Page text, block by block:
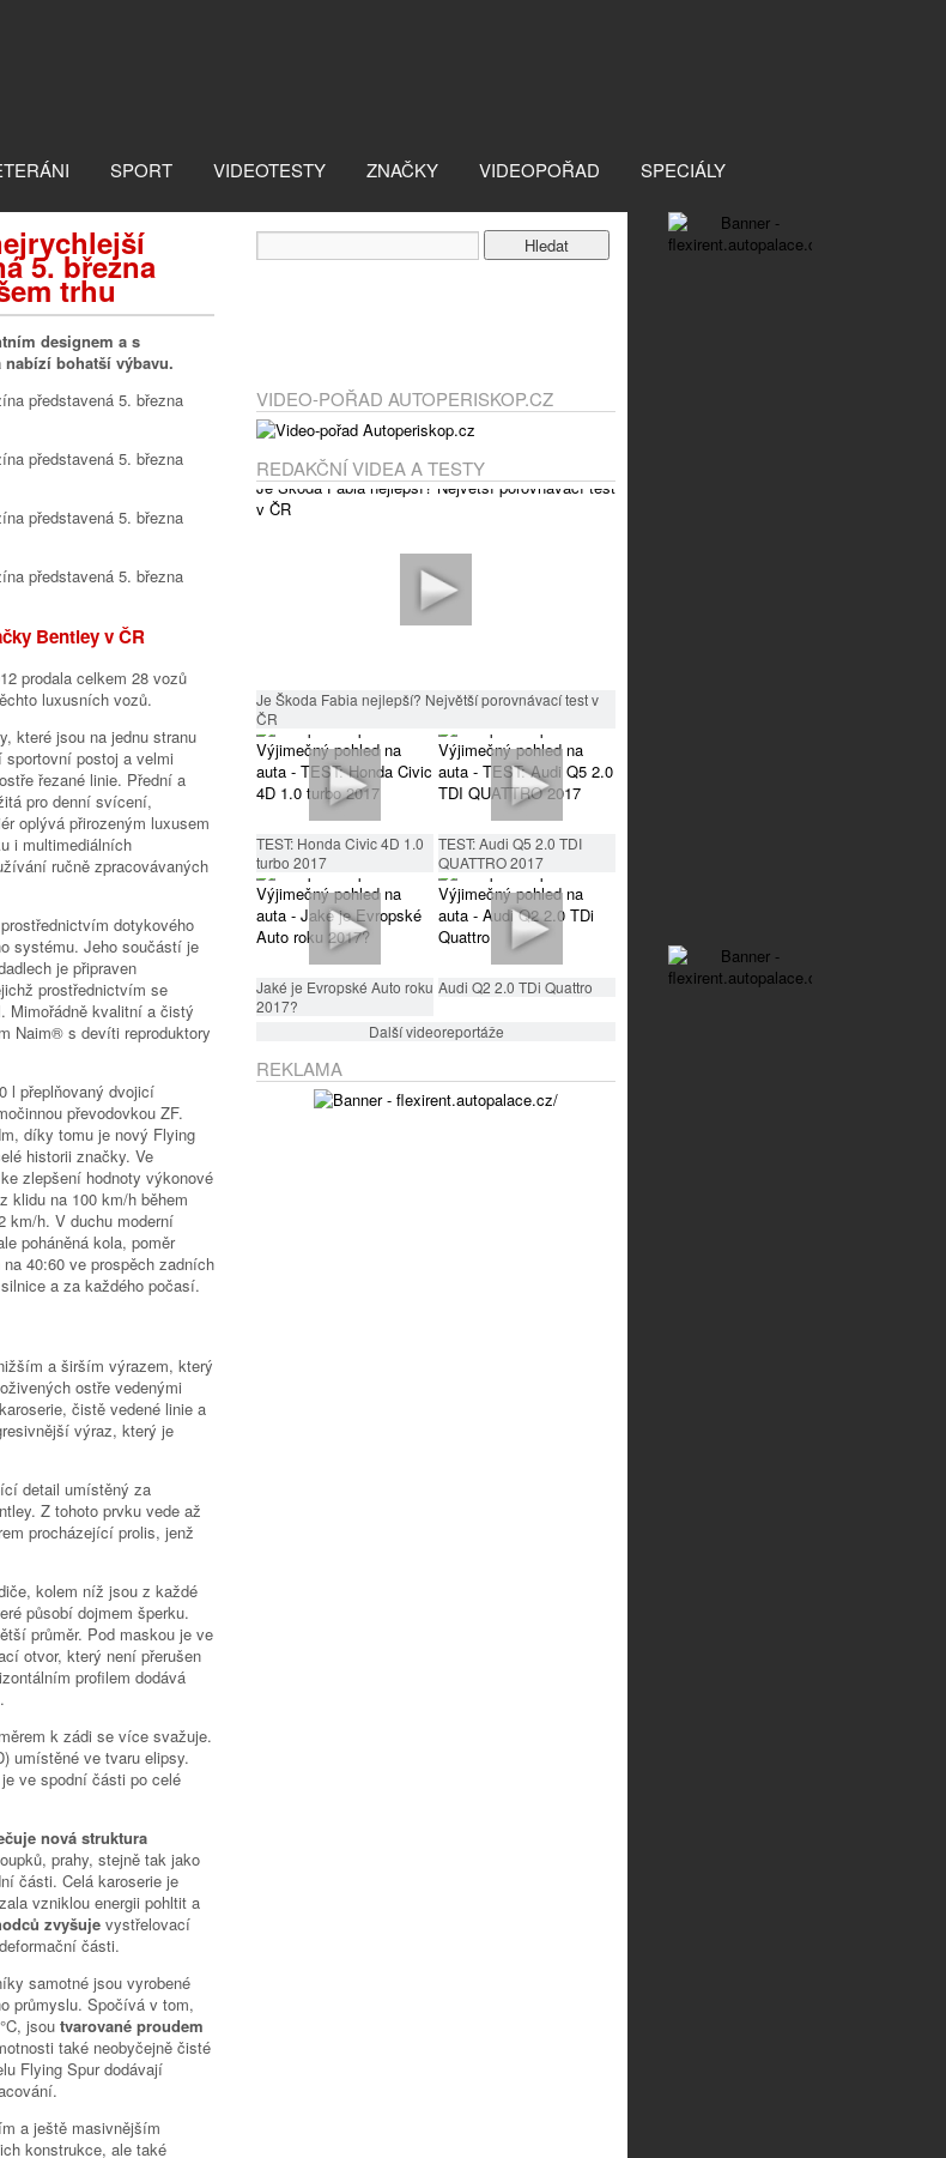
SPORT VIDEOTESTY ZNAČKY VIDEOPOŘAD SPECIÁLY
5. března
trhu
designem a s
bohatší výbavu.
Bentley v ČR
prodala celkem 28 vozů
luxusních vozů.
které jsou na jednu stranu
postoj a velmi
řezané linie. Přední a
pro denní svícení,
oplývá přirozeným luxusem
i multimediálních
ručně zpracovávaných
dotykového
systému. Jeho součástí je
je připraven
prostřednictvím se
Mimořádně kvalitní a čistý
Naim® s devíti reproduktory
l přeplňovaný dvojicí
převodovkou ZF.
díky tomu je nový Flying
historii značky. Ve
zlepšení hodnoty výkonové
klidu na 100 km/h během
km/h. V duchu moderní
poháněná kola, poměr
40:60 ve prospěch zadních
a za každého počasí.
a širším výrazem, který
ostře vedenými
čistě vedené linie a
výraz, který je
detail umístěný za
Z tohoto prvku vede až
procházející prolis, jenž
kolem níž jsou z každé
působí dojmem šperku.
průměr. Pod maskou je ve
otvor, který není přerušen
profilem dodává
k zádi se více svažuje.
umístěné ve tvaru elipsy.
ve spodní části po celé
nová struktura
prahy, stejně tak jako
části. Celá karoserie je
vzniklou energii pohltit a
zvyšuje vystřelovací
části.
samotné jsou vyrobené
průmyslu. Spočívá v tom,
jsou tvarované proudem
také neobyčejně čisté
Flying Spur dodávají
a ještě masivnějším
konstrukce, ale také
VIDEO-POŘAD AUTOPERISKOP.CZ
REDAKČNÍ VIDEA A TESTY
Je Škoda Fabia nejlepší? Největší porovnávací test v
ČR
TEST: Honda Civic 4D 1.0
turbo 2017
TEST: Audi Q5 2.0 TDI
QUATTRO 2017
Jaké je Evropské Auto roku
2017?
Audi Q2 2.0 TDi Quattro
Další videoreportáže
REKLAMA